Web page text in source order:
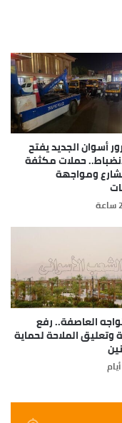
أسوان الجديد يفتح
حملات مكثفة
ومواجهة
العاصفة.. رفع
وتعليق الملاحة لحماية